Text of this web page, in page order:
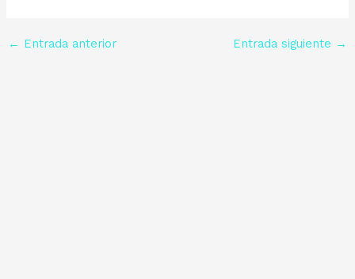
← Entrada anterior Entrada siguiente →